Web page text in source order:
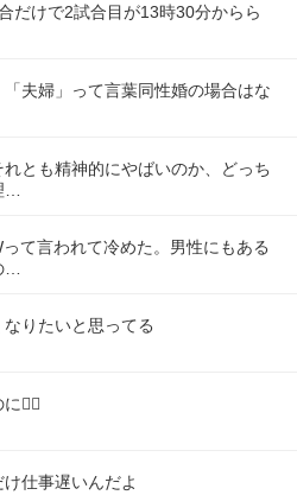
だけで2試合目が13時30分からら
夫婦」って言葉同性婚の場合はな
とも精神的にやばいのか、どっち
て言われて冷めた。男性にもある
りたいと思ってる
😶‍🌫️
仕事遅いんだよ